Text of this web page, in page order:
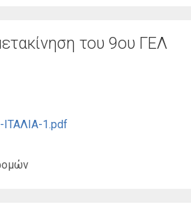
του 9ου ΓΕΛ
1.pdf